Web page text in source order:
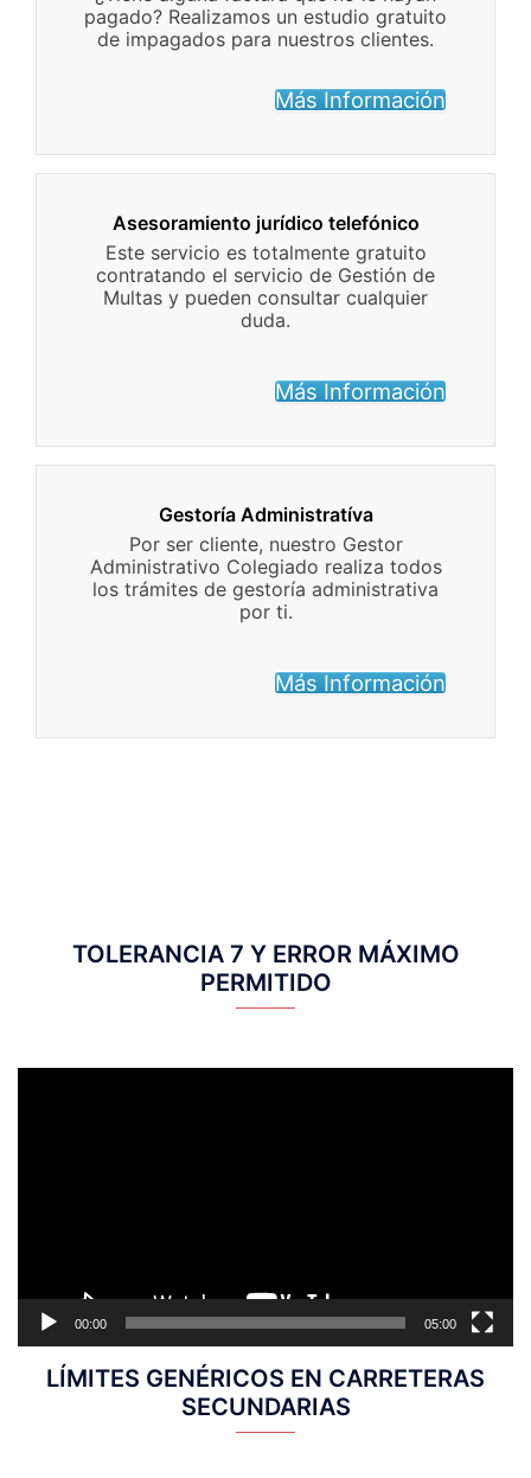
pagado? Realizamos un estudio gratuito
de impagados para nuestros clientes.
Más Información
Asesoramiento jurídico telefónico
Este servicio es totalmente gratuito
contratando el servicio de Gestión de
Multas y pueden consultar cualquier
duda.
Más Información
Gestoría Administratíva
Por ser cliente, nuestro Gestor
Administrativo Colegiado realiza todos
los trámites de gestoría administrativa
por ti.
Más Información
TOLERANCIA 7 Y ERROR MÁXIMO
PERMITIDO
00:00 05:00
LÍMITES GENÉRICOS EN CARRETERAS
SECUNDARIAS